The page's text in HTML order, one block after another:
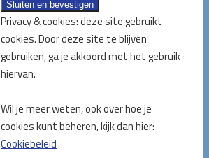
Privacy & cookies: deze site gebruikt
cookies. Door deze site te blijven
gebruiken, ga je akkoord met het gebruik
hiervan.
Wil je meer weten, ook over hoe je
cookies kunt beheren, kijk dan hier:
Cookiebeleid